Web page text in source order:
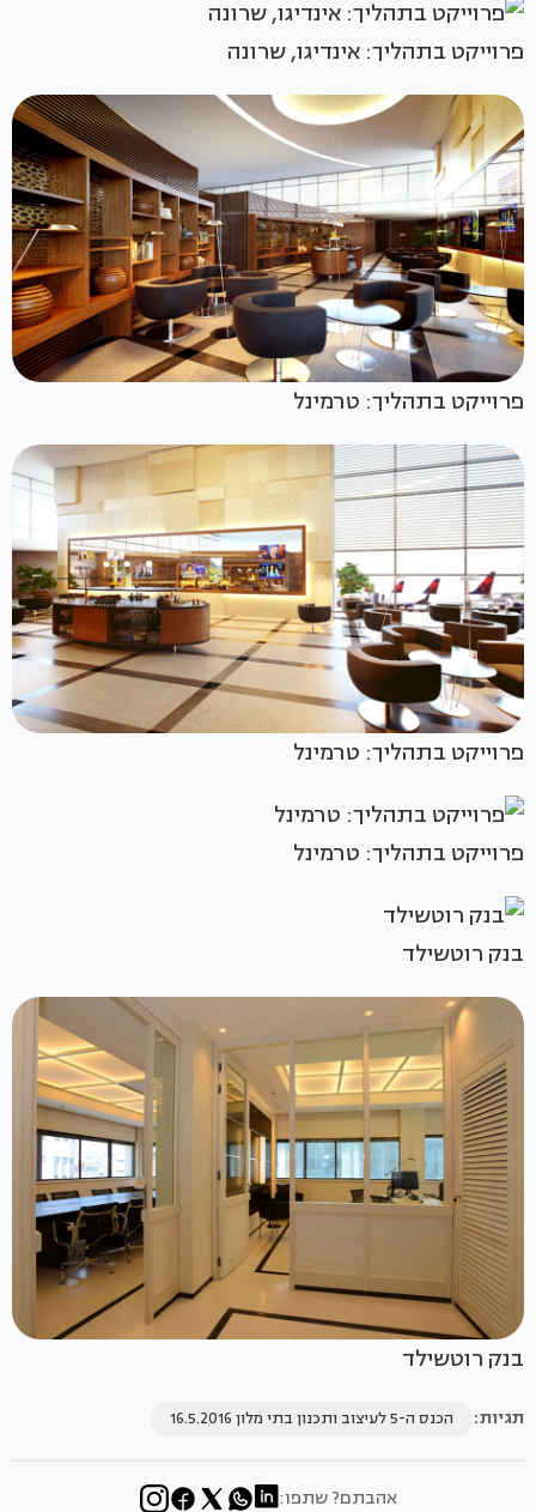
פרוייקט בתהליך: אינדיגו, שרונה
פרוייקט בתהליך: טרמינל
פרוייקט בתהליך: טרמינל
פרוייקט בתהליך: טרמינל
בנק רוטשילד
בנק רוטשילד
תגיות: הכנס ה-5 לעיצוב ותכנון בתי מלון 16.5.2016
אהבתם? שתפו: